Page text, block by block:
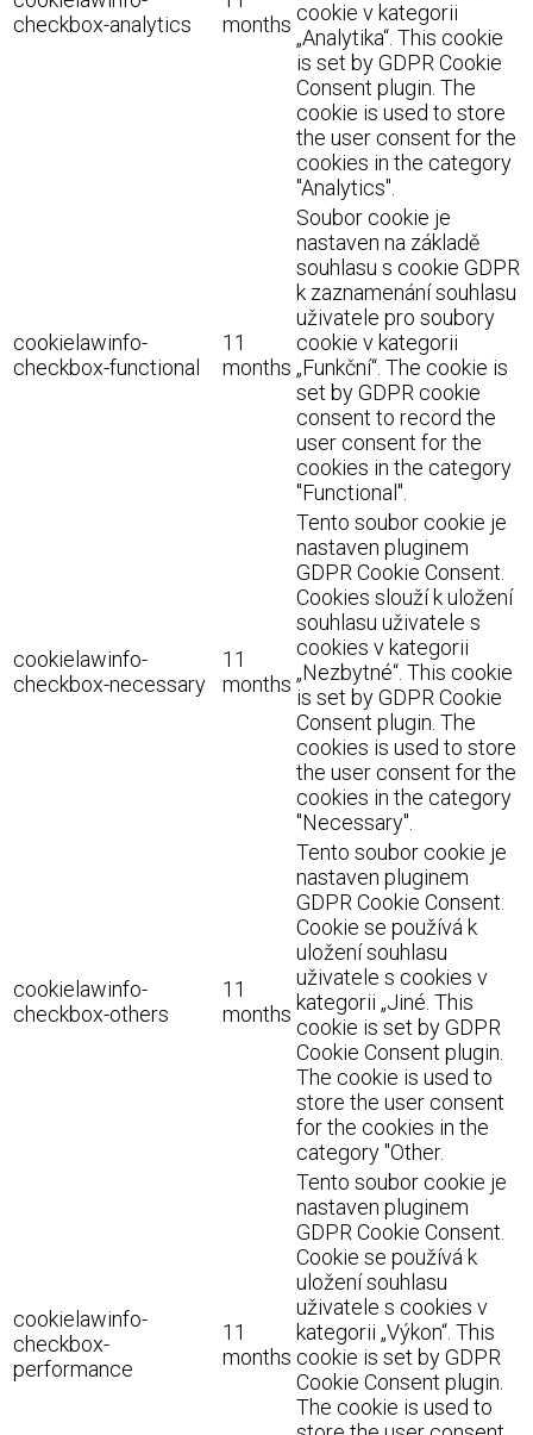
checkbox-analytics
months cookie v kategorii
„Analytika“. This cookie
is set by GDPR Cookie
Consent plugin. The
cookie is used to store
the user consent for the
cookies in the category
"Analytics".
cookielawinfo-
checkbox-functional
11
months
Soubor cookie je
nastaven na základě
souhlasu s cookie GDPR
k zaznamenání souhlasu
uživatele pro soubory
cookie v kategorii
„Funkční“. The cookie is
set by GDPR cookie
consent to record the
user consent for the
cookies in the category
"Functional".
cookielawinfo-
checkbox-necessary
11
months
Tento soubor cookie je
nastaven pluginem
GDPR Cookie Consent.
Cookies slouží k uložení
souhlasu uživatele s
cookies v kategorii
„Nezbytné“. This cookie
is set by GDPR Cookie
Consent plugin. The
cookies is used to store
the user consent for the
cookies in the category
"Necessary".
cookielawinfo-
checkbox-others
11
months
Tento soubor cookie je
nastaven pluginem
GDPR Cookie Consent.
Cookie se používá k
uložení souhlasu
uživatele s cookies v
kategorii „Jiné. This
cookie is set by GDPR
Cookie Consent plugin.
The cookie is used to
store the user consent
for the cookies in the
category "Other.
cookielawinfo-
checkbox-
performance
11
months
Tento soubor cookie je
nastaven pluginem
GDPR Cookie Consent.
Cookie se používá k
uložení souhlasu
uživatele s cookies v
kategorii „Výkon“. This
cookie is set by GDPR
Cookie Consent plugin.
The cookie is used to